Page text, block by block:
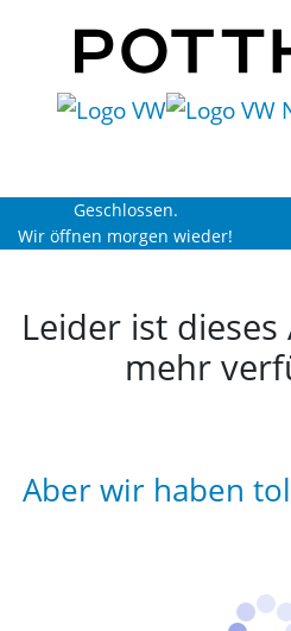
Geschlossen.
Wir öffnen morgen wieder!
Leider ist
mehr
Aber wir haben